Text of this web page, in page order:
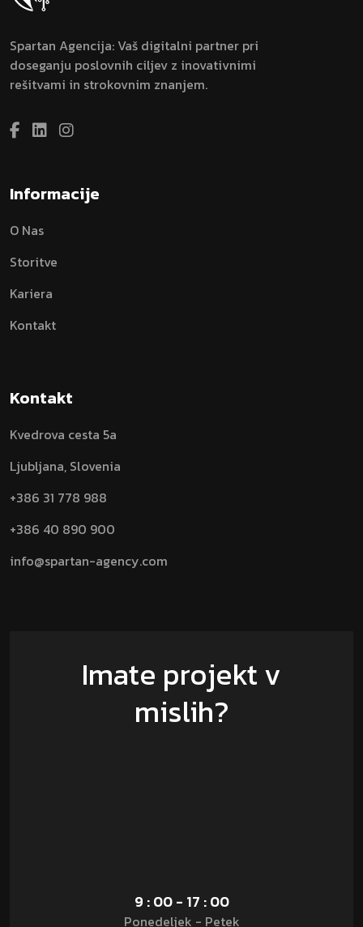
Spartan Agencija: Vaš digitalni partner pri
doseganju poslovnih ciljev z inovativnimi
rešitvami in strokovnim znanjem.
Informacije
O Nas
Storitve
Kariera
Kontakt
Kontakt
Kvedrova cesta 5a
Ljubljana, Slovenia
+386 31 778 988
+386 40 890 900
info@spartan-agency.com
Imate projekt v
mislih?
9 : 00 - 17 : 00
Ponedeljek - Petek